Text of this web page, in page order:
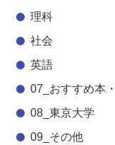
理科
社会
英語
07_おすすめ本
08_東京大学
09_その他